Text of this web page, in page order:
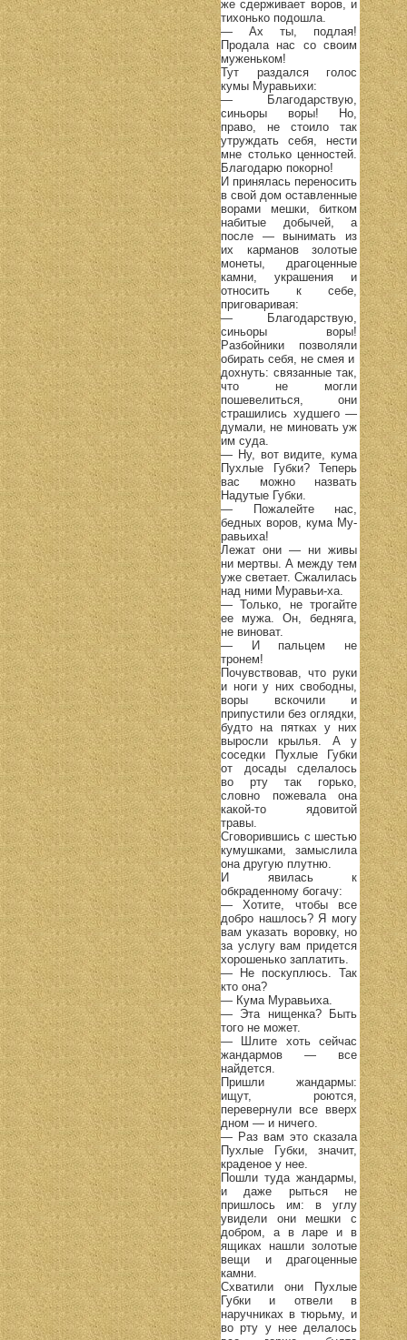
же сдерживает воров, и
тихонько подошла.
— Ах ты, подлая!
Продала нас со своим
муженьком!
Тут раздался голос
кумы Муравьихи:
— Благодарствую,
синьоры воры! Но,
право, не стоило так
утруждать себя, нести
мне столько ценностей.
Благодарю покорно!
И принялась переносить
в свой дом оставленные
ворами мешки, битком
набитые добычей, а
после — вынимать из
их карманов золотые
монеты, драгоценные
камни, украшения и
относить к себе,
приговаривая:
— Благодарствую,
синьоры воры!
Разбойники позволяли
обирать себя, не смея и
дохнуть: связанные так,
что не могли
пошевелиться, они
страшились худшего —
думали, не миновать уж
им суда.
— Ну, вот видите, кума
Пухлые Губки? Теперь
вас можно назвать
Надутые Губки.
— Пожалейте нас,
бедных воров, кума Му-
равьиха!
Лежат они — ни живы
ни мертвы. А между тем
уже светает. Сжалилась
над ними Муравьи-ха.
— Только, не трогайте
ее мужа. Он, бедняга,
не виноват.
— И пальцем не
тронем!
Почувствовав, что руки
и ноги у них свободны,
воры вскочили и
припустили без оглядки,
будто на пятках у них
выросли крылья. А у
соседки Пухлые Губки
от досады сделалось
во рту так горько,
словно пожевала она
какой-то ядовитой
травы.
Сговорившись с шестью
кумушками, замыслила
она другую плутню.
И явилась к
обкраденному богачу:
— Хотите, чтобы все
добро нашлось? Я могу
вам указать воровку, но
за услугу вам придется
хорошенько заплатить.
— Не поскуплюсь. Так
кто она?
— Кума Муравьиха.
— Эта нищенка? Быть
того не может.
— Шлите хоть сейчас
жандармов — все
найдется.
Пришли жандармы:
ищут, роются,
перевернули все вверх
дном — и ничего.
— Раз вам это сказала
Пухлые Губки, значит,
краденое у нее.
Пошли туда жандармы,
и даже рыться не
пришлось им: в углу
увидели они мешки с
добром, а в ларе и в
ящиках нашли золотые
вещи и драгоценные
камни.
Схватили они Пухлые
Губки и отвели в
наручниках в тюрьму, и
во рту у нее делалось